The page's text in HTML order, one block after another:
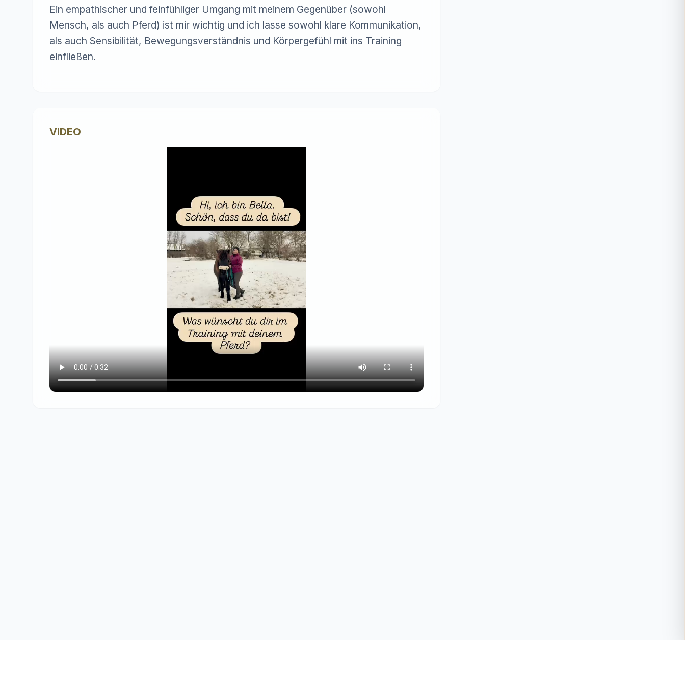
Ein empathischer und feinfühliger Umgang mit meinem Gegenüber (sowohl
Mensch, als auch Pferd) ist mir wichtig und ich lasse sowohl klare Kommunikation,
als auch Sensibilität, Bewegungsverständnis und Körpergefühl mit ins Training
einfließen.
VIDEO